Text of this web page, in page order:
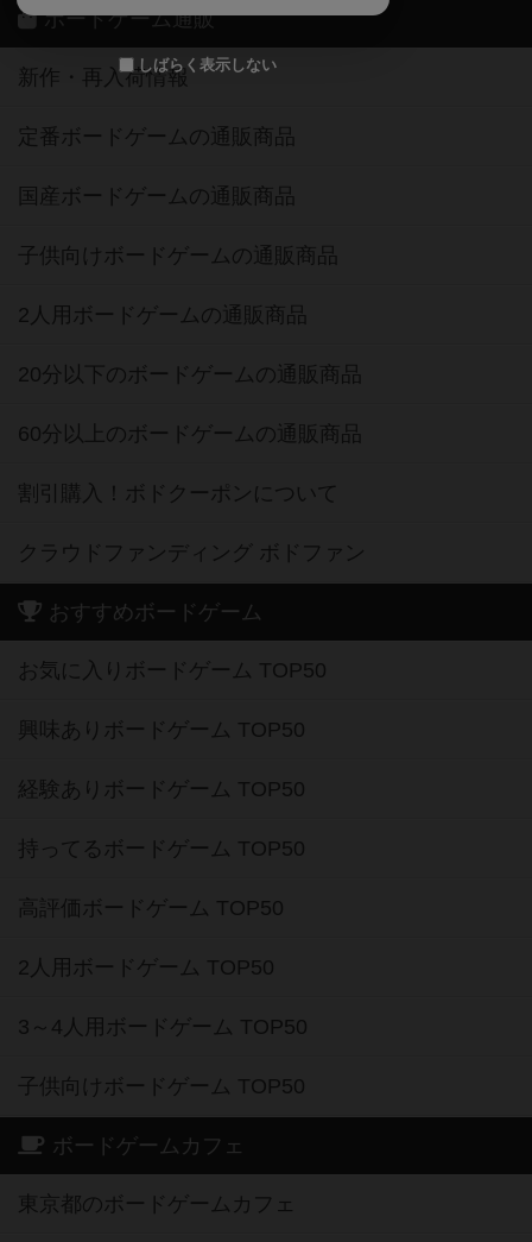
しばらく表示しない
ボードゲーム通販
新作・再入荷情報
定番ボードゲームの通販商品
国産ボードゲームの通販商品
子供向けボードゲームの通販商品
2人用ボードゲームの通販商品
20分以下のボードゲームの通販商品
60分以上のボードゲームの通販商品
割引購入！ボドクーポンについて
クラウドファンディング ボドファン
おすすめボードゲーム
お気に入りボードゲーム TOP50
興味ありボードゲーム TOP50
経験ありボードゲーム TOP50
持ってるボードゲーム TOP50
高評価ボードゲーム TOP50
2人用ボードゲーム TOP50
3～4人用ボードゲーム TOP50
子供向けボードゲーム TOP50
ボードゲームカフェ
東京都のボードゲームカフェ